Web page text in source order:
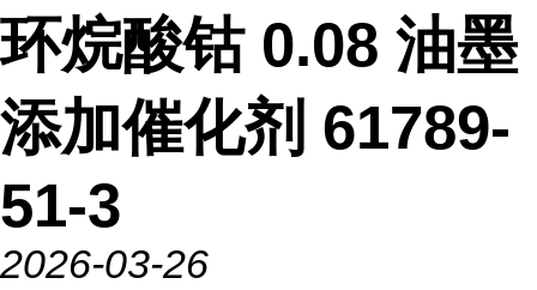
环烷酸钴 0.08 油墨
添加催化剂 61789-
51-3
2026-03-26